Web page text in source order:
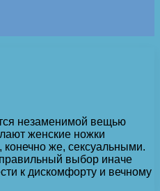
незаменимой вещью
женские ножки
же, сексуальными.
выбор иначе
к дискомфорту и вечному